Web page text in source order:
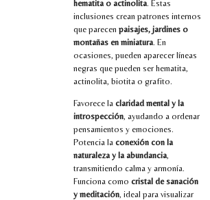
hematita o actinolita. Estas
inclusiones crean patrones internos
que parecen paisajes, jardines o
montañas en miniatura. En
ocasiones, pueden aparecer líneas
negras que pueden ser hematita,
actinolita, biotita o grafito.
Favorece la claridad mental y la
introspección, ayudando a ordenar
pensamientos y emociones.
Potencia la conexión con la
naturaleza y la abundancia,
transmitiendo calma y armonía.
Funciona como cristal de sanación
y meditación, ideal para visualizar